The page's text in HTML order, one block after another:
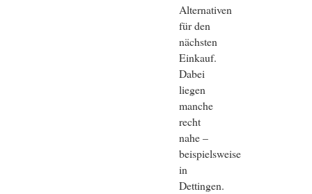
Alternativen
für den
nächsten
Einkauf.
Dabei
liegen
manche
recht
nahe –
beispielsweise
in
Dettingen.